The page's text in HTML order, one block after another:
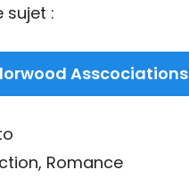
sujet :
Asscociations
Romance